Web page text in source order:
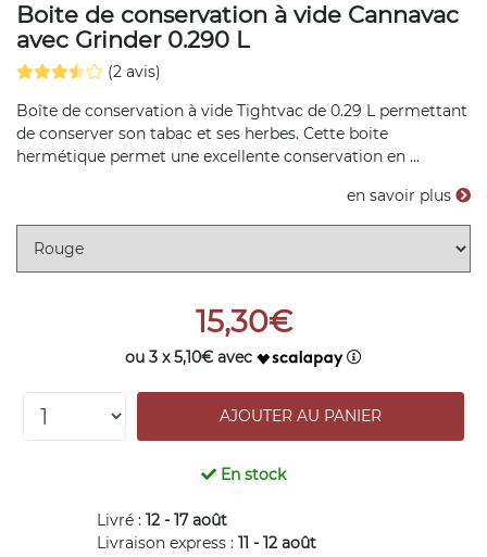
Boite de conservation à vide Cannavac
avec Grinder 0.290 L
(2 avis)
Boîte de conservation à vide Tightvac de 0.29 L permettant
de conserver son tabac et ses herbes. Cette boite
hermétique permet une excellente conservation en ...
en savoir plus
15,30€
ou 3 x 5,10€ avec
En stock
Livré : 12 - 17 août
Livraison express : 11 - 12 août